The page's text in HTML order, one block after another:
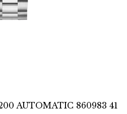
AUTOMATIC 860983 41